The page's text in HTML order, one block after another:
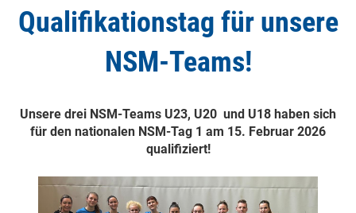
Qualifikationstag für unsere
NSM-Teams!
Unsere drei NSM-Teams U23, U20 und U18 haben sich
für den nationalen NSM-Tag 1 am 15. Februar 2026
qualifiziert!